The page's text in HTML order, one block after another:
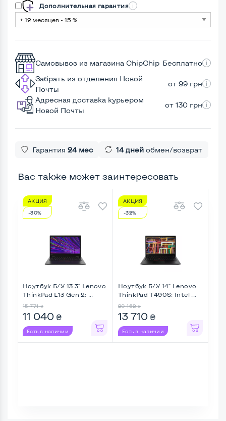
Дополнительная гарантия
Самовывоз из магазина ChipChip Бесплатно
Забрать из отделения Новой
Почты
от 99 грн
Адресная доставка курьером
Новой Почты
от 130 грн
Гарантия 24 мес 14 дней обмен/возврат
Вас также может заинтересовать
АКЦИЯ
-30%
Ноутбук Б/У 13.3" Lenovo
ThinkPad L13 Gen 2: ...
15 771 ₴
11 040 ₴
Есть в наличии
АКЦИЯ
-32%
Ноутбук Б/У 14" Lenovo
ThinkPad T490S: Intel ...
20 162 ₴
13 710 ₴
Есть в наличии